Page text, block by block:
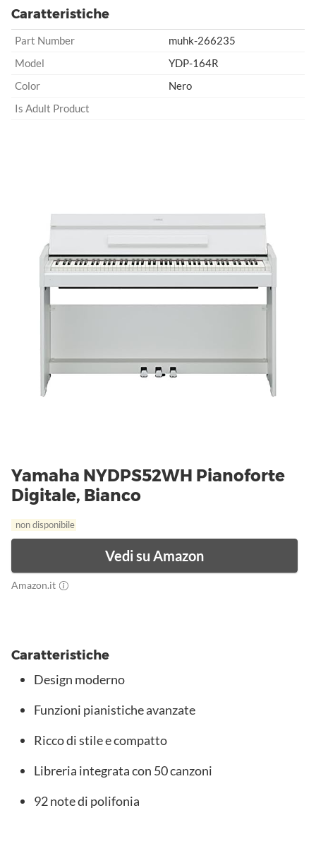
Caratteristiche
Part Number
muhk-266235
Model
YDP-164R
Color
Nero
Is Adult Product
Yamaha NYDPS52WH Pianoforte
Digitale, Bianco
non disponibile
Vedi su Amazon
Amazon.it
Caratteristiche
Design moderno
Funzioni pianistiche avanzate
Ricco di stile e compatto
Libreria integrata con 50 canzoni
92 note di polifonia